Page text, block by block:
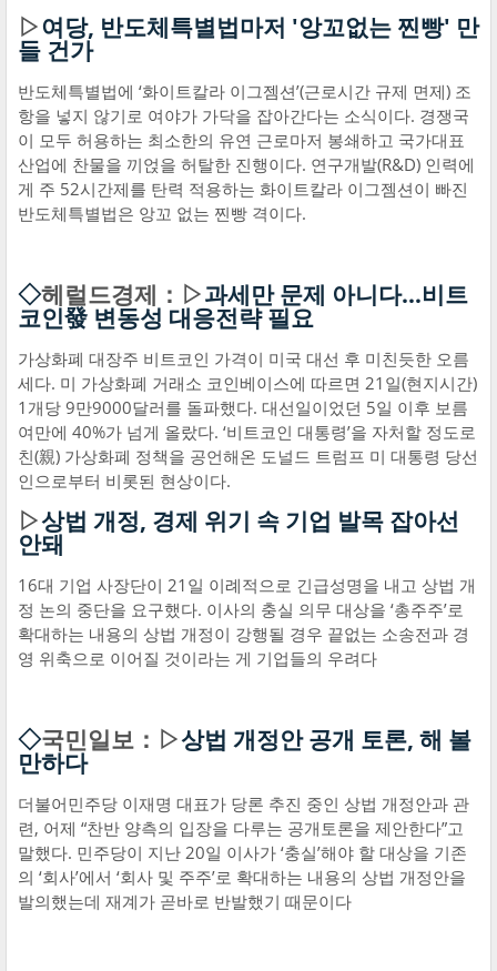
▷여당, 반도체특별법마저 '앙꼬없는 찐빵' 만
들 건가
반도체특별법에 ‘화이트칼라 이그젬션’(근로시간 규제 면제) 조
항을 넣지 않기로 여야가 가닥을 잡아간다는 소식이다. 경쟁국
이 모두 허용하는 최소한의 유연 근로마저 봉쇄하고 국가대표
산업에 찬물을 끼얹을 허탈한 진행이다. 연구개발(R&D) 인력에
게 주 52시간제를 탄력 적용하는 화이트칼라 이그젬션이 빠진
반도체특별법은 앙꼬 없는 찐빵 격이다.
◇헤럴드경제：▷과세만 문제 아니다…비트
코인發 변동성 대응전략 필요
가상화폐 대장주 비트코인 가격이 미국 대선 후 미친듯한 오름
세다. 미 가상화폐 거래소 코인베이스에 따르면 21일(현지시간)
1개당 9만9000달러를 돌파했다. 대선일이었던 5일 이후 보름
여만에 40%가 넘게 올랐다. ‘비트코인 대통령’을 자처할 정도로
친(親) 가상화폐 정책을 공언해온 도널드 트럼프 미 대통령 당선
인으로부터 비롯된 현상이다.
▷상법 개정, 경제 위기 속 기업 발목 잡아선
안돼
16대 기업 사장단이 21일 이례적으로 긴급성명을 내고 상법 개
정 논의 중단을 요구했다. 이사의 충실 의무 대상을 ‘총주주’로
확대하는 내용의 상법 개정이 강행될 경우 끝없는 소송전과 경
영 위축으로 이어질 것이라는 게 기업들의 우려다
◇국민일보：▷상법 개정안 공개 토론, 해 볼
만하다
더불어민주당 이재명 대표가 당론 추진 중인 상법 개정안과 관
련, 어제 “찬반 양측의 입장을 다루는 공개토론을 제안한다”고
말했다. 민주당이 지난 20일 이사가 ‘충실’해야 할 대상을 기존
의 ‘회사’에서 ‘회사 및 주주’로 확대하는 내용의 상법 개정안을
발의했는데 재계가 곧바로 반발했기 때문이다